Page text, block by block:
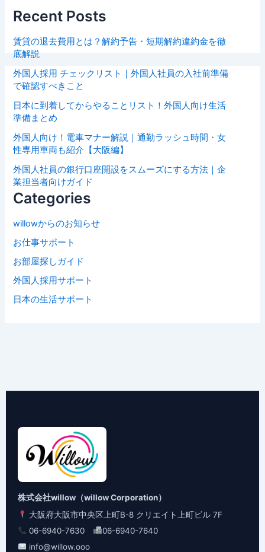
Recent Posts
賃貸の退去費用とは？解約予告・短期解約違約金を徹
底解説
外国人採用 チェックリスト｜外国人社員の入社前準備
で確認すべきこと
日本に到着してからやることリスト！外国人向け生活
準備まとめ
外国人向け！電車マナー解説｜通勤ラッシュ時間・女
性専用車両も紹介【大阪編】
外国人社員の銀行口座開設をスムーズにする方法｜企
業担当者向けガイド
Categories
willowからのお知らせ
お仕事サポート
お部屋探しガイド
外国人採用サポート
日本の生活サポート
株式会社willow（willow Corporation）
大阪府大阪市中央区上町B-8 クリエイト上町ビル 7F
06-6940-7630
06-6940-7640
info@willow.ooo